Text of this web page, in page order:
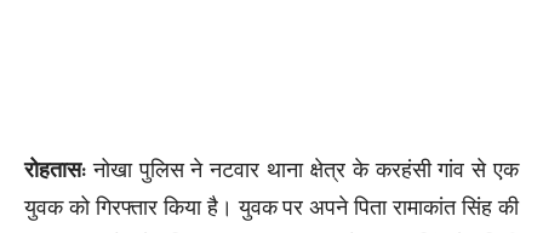
रोहतास: नोखा पुलिस ने नटवार थाना क्षेत्र के करहंसी गांव से एक
युवक को गिरफ्तार किया है। युवक पर अपने पिता रामाकांत सिंह की